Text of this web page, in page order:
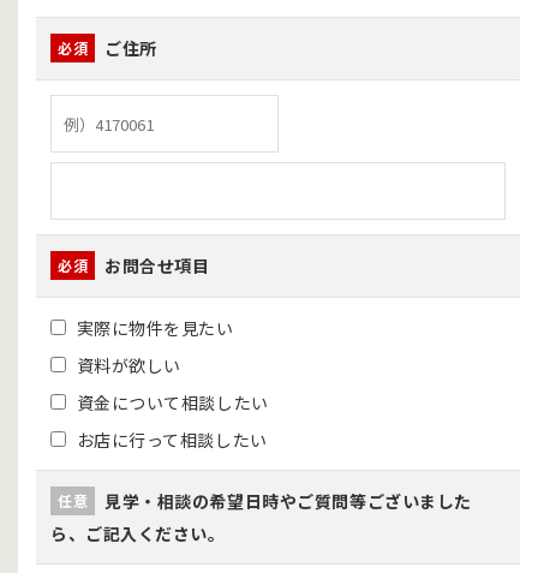
必須 ご住所
必須 お問合せ項目
実際に物件を見たい
資料が欲しい
資金について相談したい
お店に行って相談したい
任意
見学・相談の希望日時やご質問等ございました
ら、ご記入ください。